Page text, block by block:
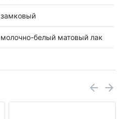
замковый
молочно-белый матовый лак